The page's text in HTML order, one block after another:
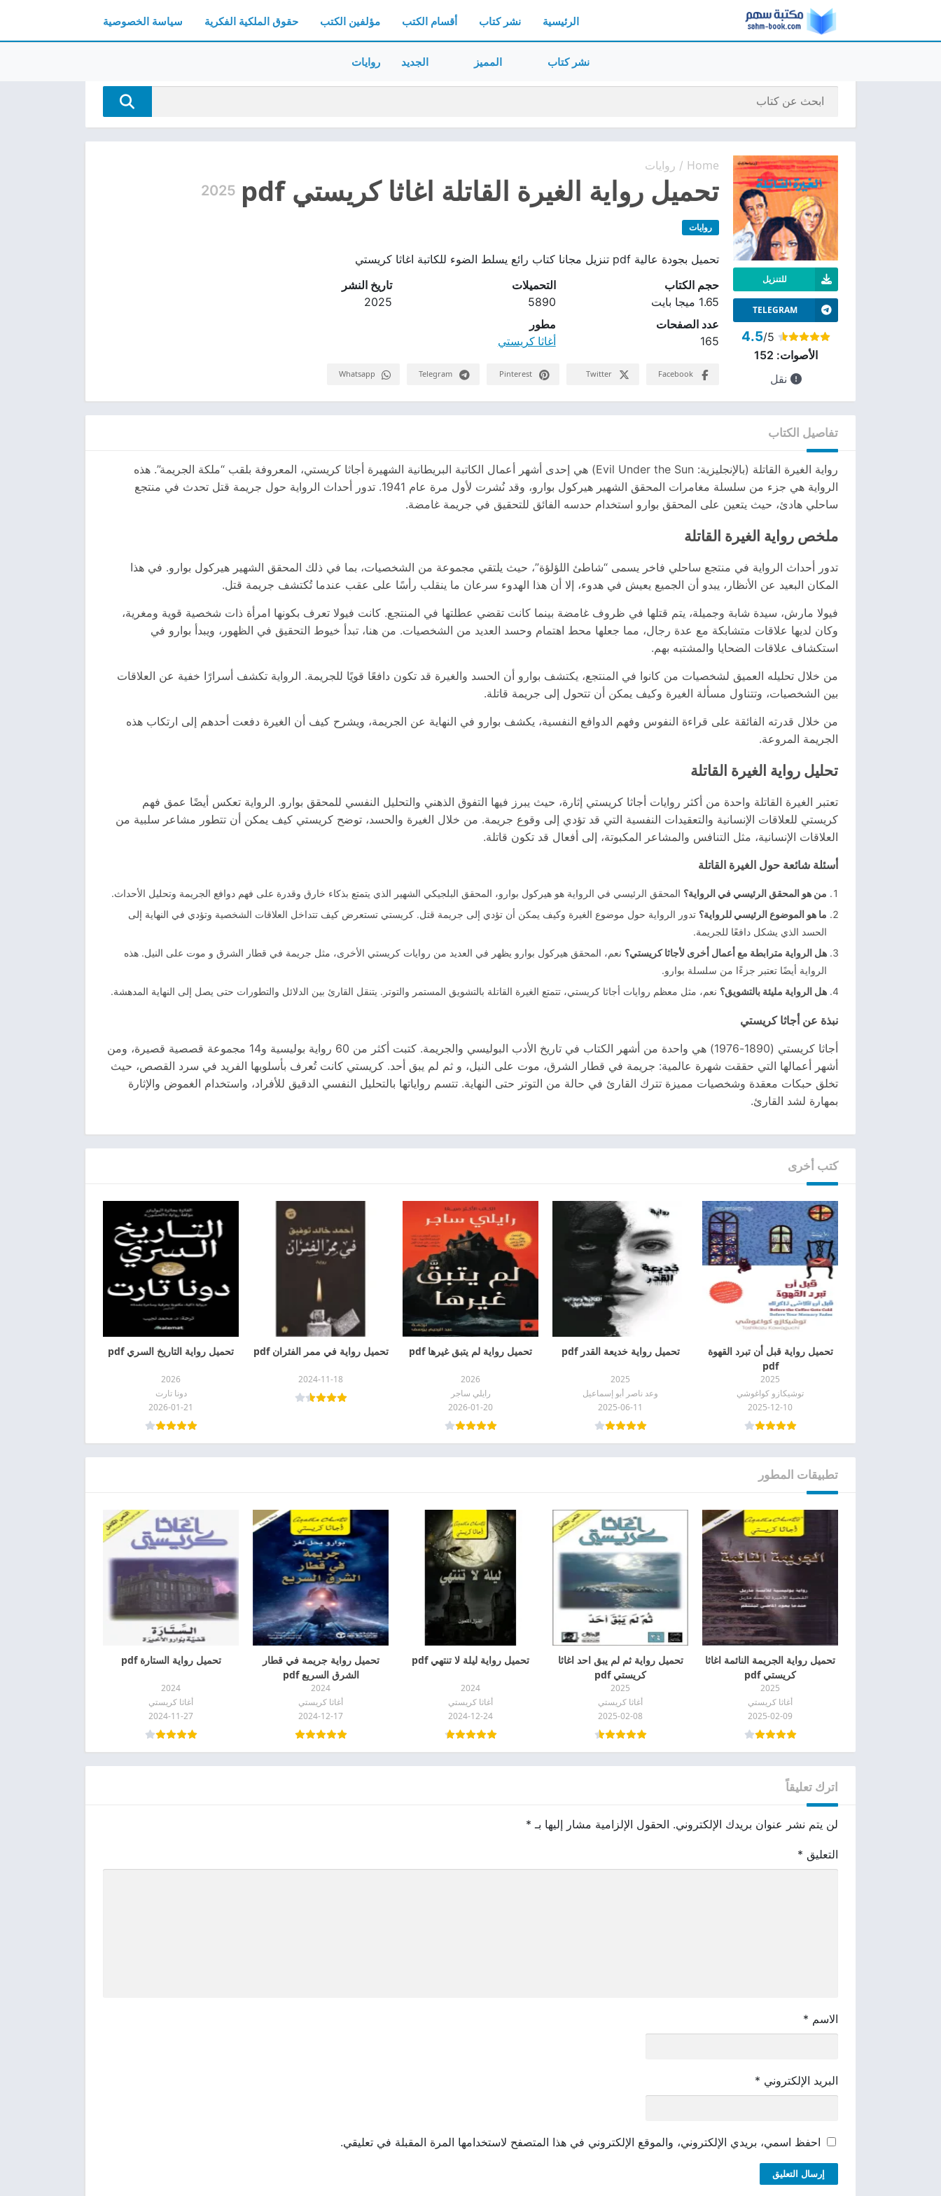
الرئيسية نشر كتاب أقسام الكتب مؤلفين الكتب حقوق الملكية الفكرية سياسة الخصوصية
نشر كتاب المميز الجديد روايات
Home
/ روايات
تحميل رواية الغيرة القاتلة اغاثا كريستي pdf 2025
روايات
تحميل بجودة عالية pdf تنزيل مجانا كتاب رائع يسلط الضوء للكاتبة اغاثا كريستي
للتنزيل
TELEGRAM
4.5/5
الأصوات: 152
نقل
حجم الكتاب
1.65 ميجا بايت
التحميلات
5890
تاريخ النشر
2025
عدد الصفحات
165
مطور
أغاثا كريستي
Facebook
Twitter
Pinterest
Telegram
Whatsapp
تفاصيل الكتاب
رواية الغيرة القاتلة (بالإنجليزية: Evil Under the Sun) هي إحدى أشهر أعمال الكاتبة البريطانية الشهيرة أجاثا كريستي، المعروفة بلقب “ملكة الجريمة”. هذه
الرواية هي جزء من سلسلة مغامرات المحقق الشهير هيركول بوارو، وقد نُشرت لأول مرة عام 1941. تدور أحداث الرواية حول جريمة قتل تحدث في منتجع
ساحلي هادئ، حيث يتعين على المحقق بوارو استخدام حدسه الفائق للتحقيق في جريمة غامضة.
ملخص رواية الغيرة القاتلة
تدور أحداث الرواية في منتجع ساحلي فاخر يسمى “شاطئ اللؤلؤة”، حيث يلتقي مجموعة من الشخصيات، بما في ذلك المحقق الشهير هيركول بوارو. في هذا
المكان البعيد عن الأنظار، يبدو أن الجميع يعيش في هدوء، إلا أن هذا الهدوء سرعان ما ينقلب رأسًا على عقب عندما تُكتشف جريمة قتل.
فيولا مارش، سيدة شابة وجميلة، يتم قتلها في ظروف غامضة بينما كانت تقضي عطلتها في المنتجع. كانت فيولا تعرف بكونها امرأة ذات شخصية قوية ومغرية،
وكان لديها علاقات متشابكة مع عدة رجال، مما جعلها محط اهتمام وحسد العديد من الشخصيات. من هنا، تبدأ خيوط التحقيق في الظهور، ويبدأ بوارو في
استكشاف علاقات الضحايا والمشتبه بهم.
من خلال تحليله العميق لشخصيات من كانوا في المنتجع، يكتشف بوارو أن الحسد والغيرة قد تكون دافعًا قويًا للجريمة. الرواية تكشف أسرارًا خفية عن العلاقات
بين الشخصيات، وتتناول مسألة الغيرة وكيف يمكن أن تتحول إلى جريمة قاتلة.
من خلال قدرته الفائقة على قراءة النفوس وفهم الدوافع النفسية، يكشف بوارو في النهاية عن الجريمة، ويشرح كيف أن الغيرة دفعت أحدهم إلى ارتكاب هذه
الجريمة المروعة.
تحليل رواية الغيرة القاتلة
تعتبر الغيرة القاتلة واحدة من أكثر روايات أجاثا كريستي إثارة، حيث يبرز فيها التفوق الذهني والتحليل النفسي للمحقق بوارو. الرواية تعكس أيضًا عمق فهم
كريستي للعلاقات الإنسانية والتعقيدات النفسية التي قد تؤدي إلى وقوع جريمة. من خلال الغيرة والحسد، توضح كريستي كيف يمكن أن تتطور مشاعر سلبية من
العلاقات الإنسانية، مثل التنافس والمشاعر المكبوتة، إلى أفعال قد تكون قاتلة.
أسئلة شائعة حول الغيرة القاتلة
من هو المحقق الرئيسي في الرواية؟ المحقق الرئيسي في الرواية هو هيركول بوارو، المحقق البلجيكي الشهير الذي يتمتع بذكاء خارق وقدرة على فهم دوافع الجريمة وتحليل الأحداث.
ما هو الموضوع الرئيسي للرواية؟ تدور الرواية حول موضوع الغيرة وكيف يمكن أن تؤدي إلى جريمة قتل. كريستي تستعرض كيف تتداخل العلاقات الشخصية وتؤدي في النهاية إلى
الحسد الذي يشكل دافعًا للجريمة.
هل الرواية مترابطة مع أعمال أخرى لأجاثا كريستي؟ نعم، المحقق هيركول بوارو يظهر في العديد من روايات كريستي الأخرى، مثل جريمة في قطار الشرق و موت على النيل. هذه
الرواية أيضًا تعتبر جزءًا من سلسلة بوارو.
هل الرواية مليئة بالتشويق؟ نعم، مثل معظم روايات أجاثا كريستي، تتمتع الغيرة القاتلة بالتشويق المستمر والتوتر. يتنقل القارئ بين الدلائل والتطورات حتى يصل إلى النهاية المدهشة.
نبذة عن أجاثا كريستي
أجاثا كريستي (1890-1976) هي واحدة من أشهر الكتاب في تاريخ الأدب البوليسي والجريمة. كتبت أكثر من 60 رواية بوليسية و14 مجموعة قصصية قصيرة، ومن
أشهر أعمالها التي حققت شهرة عالمية: جريمة في قطار الشرق، موت على النيل، و ثم لم يبق أحد. كريستي كانت تُعرف بأسلوبها الفريد في سرد القصص، حيث
تخلق حبكات معقدة وشخصيات مميزة تترك القارئ في حالة من التوتر حتى النهاية. تتسم رواياتها بالتحليل النفسي الدقيق للأفراد، واستخدام الغموض والإثارة
بمهارة لشد القارئ.
كتب أخرى
تحميل رواية قبل أن تبرد القهوة
pdf
2025
توشيكازو كواغوشي
2025-12-10
تحميل رواية خديعة القدر pdf
2025
وعد ناصر أبو إسماعيل
2025-06-11
تحميل رواية لم يتبق غيرها pdf
2026
رايلي ساجر
2026-01-20
تحميل رواية في ممر الفئران pdf
2024-11-18
تحميل رواية التاريخ السري pdf
2026
دونا تارت
2026-01-21
تطبيقات المطور
تحميل رواية الجريمة النائمة اغاثا
كريستي pdf
2025
أغاثا كريستي
2025-02-09
تحميل رواية ثم لم يبق احد اغاثا
كريستي pdf
2025
أغاثا كريستي
2025-02-08
تحميل رواية ‎ليلة لا تنتهي pdf
2024
أغاثا كريستي
2024-12-24
تحميل رواية جريمة في قطار
الشرق السريع pdf
2024
أغاثا كريستي
2024-12-17
تحميل رواية الستارة pdf
2024
أغاثا كريستي
2024-11-27
اترك تعليقاً
لن يتم نشر عنوان بريدك الإلكتروني. الحقول الإلزامية مشار إليها بـ *
التعليق *
الاسم *
البريد الإلكتروني *
احفظ اسمي، بريدي الإلكتروني، والموقع الإلكتروني في هذا المتصفح لاستخدامها المرة المقبلة في تعليقي.